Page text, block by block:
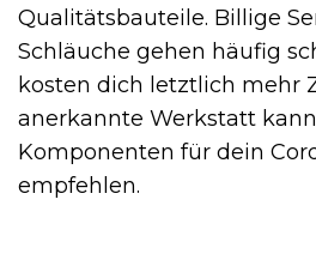
Qualitätsbauteile. Billige
Schläuche gehen häufig
kosten dich letztlich mehr
anerkannte Werkstatt
Komponenten für dein
empfehlen.